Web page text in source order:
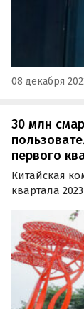
08 декабря
30 млн
первого
Китайская
квартала
получив